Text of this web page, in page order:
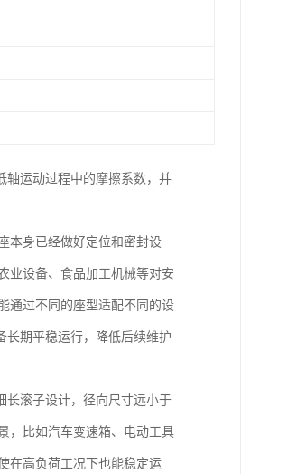
轴运动过程中的摩擦系数，并
本身已经做好定位和密封设
业设备、食品加工机械等对安
通过不同的座型适配不同的设
长期平稳运行，降低后续维护
长滚子设计，径向尺寸远小于
，比如汽车变速箱、电动工具
在高负荷工况下也能稳定运